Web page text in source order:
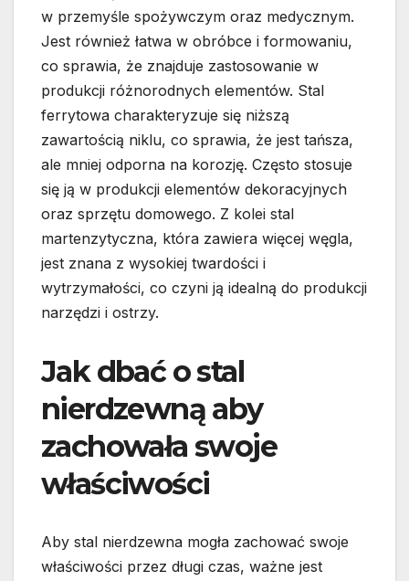
w przemyśle spożywczym oraz medycznym.
Jest również łatwa w obróbce i formowaniu,
co sprawia, że znajduje zastosowanie w
produkcji różnorodnych elementów. Stal
ferrytowa charakteryzuje się niższą
zawartością niklu, co sprawia, że jest tańsza,
ale mniej odporna na korozję. Często stosuje
się ją w produkcji elementów dekoracyjnych
oraz sprzętu domowego. Z kolei stal
martenzytyczna, która zawiera więcej węgla,
jest znana z wysokiej twardości i
wytrzymałości, co czyni ją idealną do produkcji
narzędzi i ostrzy.
Jak dbać o stal
nierdzewną aby
zachowała swoje
właściwości
Aby stal nierdzewna mogła zachować swoje
właściwości przez długi czas, ważne jest